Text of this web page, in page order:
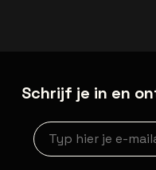
Schrijf je in en
Nieuwsbrief